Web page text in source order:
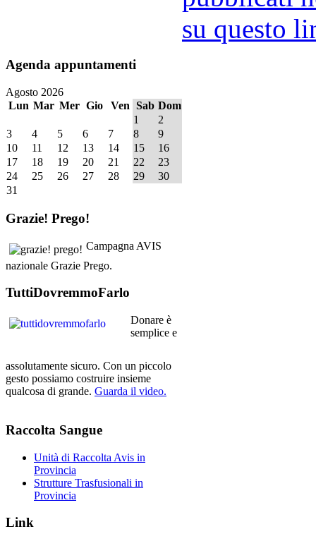
su questo
Agenda appuntamenti
Agosto 2026
Lun Mar Mer Gio Ven Sab Dom
1
2
3
4 5 6 7 8
9
10
11 12 13 14 15
16
17
18 19 20 21 22
23
24
25 26 27 28 29
30
31
Grazie! Prego!
Campagna AVIS
nazionale Grazie Prego.
TuttiDovremmoFarlo
Donare è
semplice e
assolutamente sicuro. Con un piccolo
gesto possiamo costruire insieme
qualcosa di grande. Guarda il video.
Raccolta Sangue
Unità di Raccolta Avis in
Provincia
Strutture Trasfusionali in
Provincia
Link